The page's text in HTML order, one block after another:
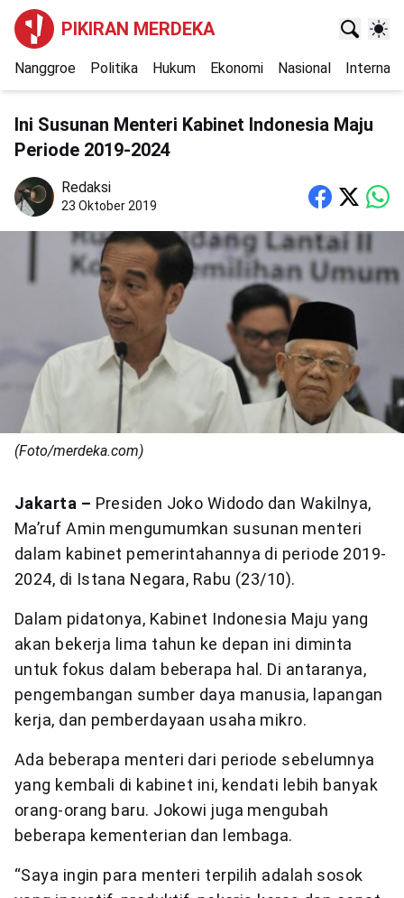
PIKIRAN MERDEKA
Nanggroe Politika Hukum Ekonomi Nasional
Ini Susunan Menteri Kabinet Indonesia Maju
Periode 2019-2024
Redaksi
23 Oktober 2019
(Foto/merdeka.com)
Jakarta – Presiden Joko Widodo dan Wakilnya,
Ma’ruf Amin mengumumkan susunan menteri
dalam kabinet pemerintahannya di periode 2019-
2024, di Istana Negara, Rabu (23/10).
Dalam pidatonya, Kabinet Indonesia Maju yang
akan bekerja lima tahun ke depan ini diminta
untuk fokus dalam beberapa hal. Di antaranya,
pengembangan sumber daya manusia, lapangan
kerja, dan pemberdayaan usaha mikro.
Ada beberapa menteri dari periode sebelumnya
yang kembali di kabinet ini, kendati lebih banyak
orang-orang baru. Jokowi juga mengubah
beberapa kementerian dan lembaga.
“Saya ingin para menteri terpilih adalah sosok